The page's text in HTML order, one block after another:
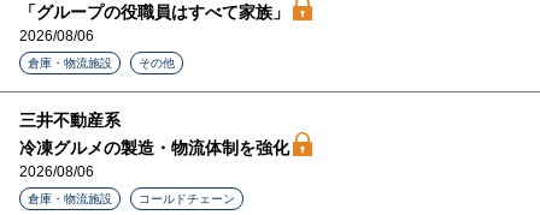
「グループの役職員はすべて家族」
2026/08/06
倉庫・物流施設 その他
三井不動産系
冷凍グルメの製造・物流体制を強化
2026/08/06
倉庫・物流施設 コールドチェーン